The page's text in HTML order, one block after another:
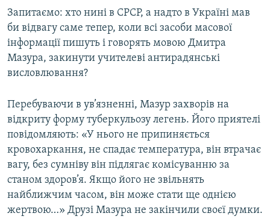
Запитаємо: хто нині в СРСР, а надто в Україні мав
би відвагу саме тепер, коли всі засоби масової
інформації пишуть і говорять мовою Дмитра
Мазура, закинути учителеві антирадянські
висловлювання?
Перебуваючи в ув’язненні, Мазур захворів на
відкриту форму туберкульозу легень. Його приятелі
повідомляють: «У нього не припиняється
кровохаркання, не спадає температура, він втрачає
вагу, без сумніву він підлягає комісуванню за
станом здоров’я. Якщо його не звільнять
найближчим часом, він може стати ще однією
жертвою…» Друзі Мазура не закінчили своєї думки.